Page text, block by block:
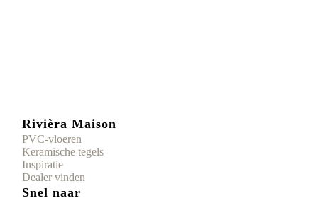
Rivièra Maison
PVC-vloeren
Keramische tegels
Inspiratie
Dealer vinden
Snel naar